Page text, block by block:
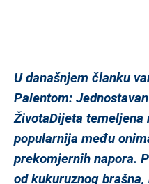
U današnjem članku
Palentom:
ŽivotaDijeta temeljena
popularnija među
prekomjernih napora.
od kukuruznog